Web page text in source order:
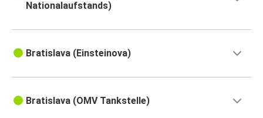
Nationalaufstands)
Bratislava (Einsteinova)
Bratislava (OMV Tankstelle)